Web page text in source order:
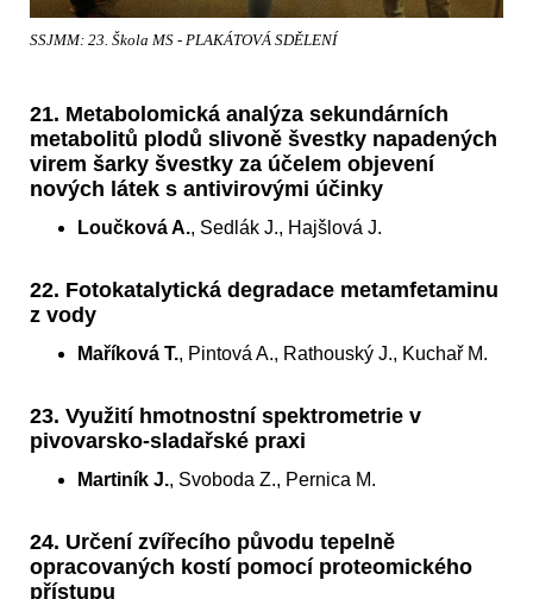
SSJMM: 23. Škola MS - PLAKÁTOVÁ SDĚLENÍ
21. Metabolomická analýza sekundárních
metabolitů plodů slivoně švestky napadených
virem šarky švestky za účelem objevení
nových látek s antivirovými účinky
Loučková A., Sedlák J., Hajšlová J.
22. Fotokatalytická degradace metamfetaminu
z vody
Maříková T., Pintová A., Rathouský J., Kuchař M.
23. Využití hmotnostní spektrometrie v
pivovarsko-sladařské praxi
Martiník J., Svoboda Z., Pernica M.
24. Určení zvířecího původu tepelně
opracovaných kostí pomocí proteomického
přístupu